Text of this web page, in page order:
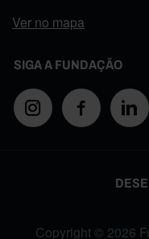
Ver no mapa
SIGA A FUNDAÇÃO
Copyright © 2026